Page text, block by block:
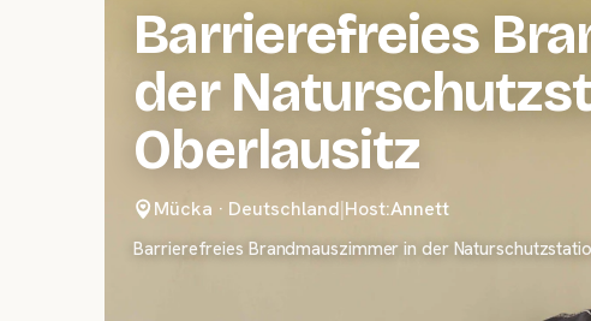
Barrierefreies
der
Oberlausitz
Mücka · Deutschland|Host:Annett
Barrierefreies Brandmauszimmer in der